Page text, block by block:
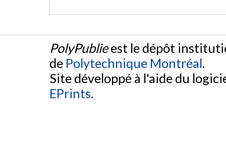
PolyPublieest le dépôt
de Polytechnique Montréal.
Site développé à l'aide du
EPrints.